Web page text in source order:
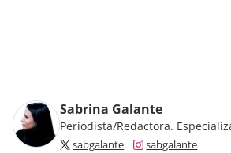
Sabrina Galante
Periodista/Redactora.
sabgalante sabgalante